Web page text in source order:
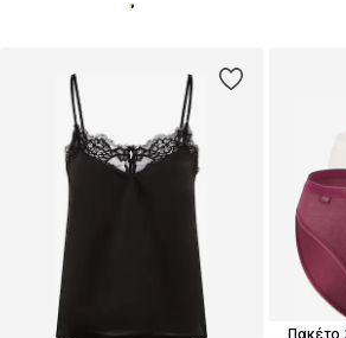
Πακέτο